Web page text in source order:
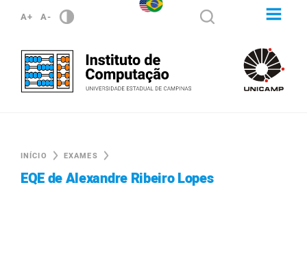
A+ A-
INÍCIO EXAMES
EQE de Alexandre Ribeiro Lopes